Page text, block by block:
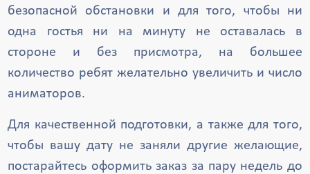
безопасной обстановки и для того, чтобы ни
одна гостья ни на минуту не оставалась в
стороне и без присмотра, на большее
количество ребят желательно увеличить и число
аниматоров.
Для качественной подготовки, а также для того,
чтобы вашу дату не заняли другие желающие,
постарайтесь оформить заказ за пару недель до